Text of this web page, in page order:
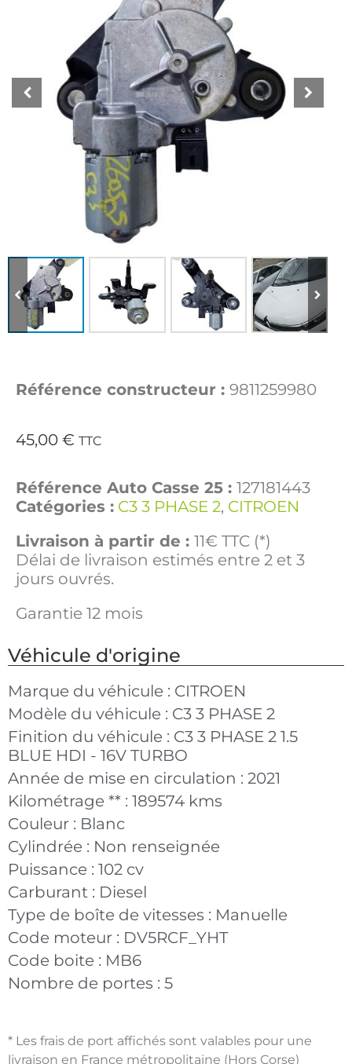
Référence constructeur : 9811259980
45,00 € TTC
Référence Auto Casse 25 : 127181443
Catégories : C3 3 PHASE 2, CITROEN
Livraison à partir de : 11€ TTC (*)
Délai de livraison estimés entre 2 et 3
jours ouvrés.
Garantie 12 mois
Véhicule d'origine
Marque du véhicule : CITROEN
Modèle du véhicule : C3 3 PHASE 2
Finition du véhicule : C3 3 PHASE 2 1.5
BLUE HDI - 16V TURBO
Année de mise en circulation : 2021
Kilométrage ** : 189574 kms
Couleur : Blanc
Cylindrée : Non renseignée
Puissance : 102 cv
Carburant : Diesel
Type de boîte de vitesses : Manuelle
Code moteur : DV5RCF_YHT
Code boite : MB6
Nombre de portes : 5
* Les frais de port affichés sont valables pour une
livraison en France métropolitaine (Hors Corse)